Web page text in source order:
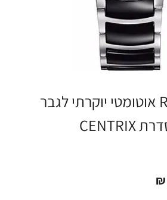
שעון ראדו RADO אוטומטי יוקרתי לגבר
₪